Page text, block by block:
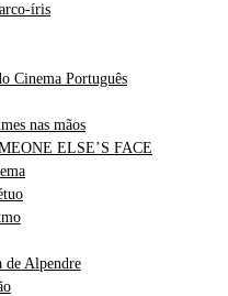
íris
Cinema Português
nas mãos
ELSE’S FACE
de Alpendre